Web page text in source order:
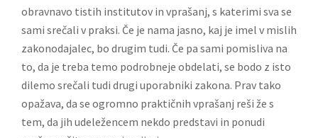
obravnavo tistih institutov in vprašanj, s katerimi sva se
sami srečali v praksi. Če je nama jasno, kaj je imel v mislih
zakonodajalec, bo drugim tudi. Če pa sami pomisliva na
to, da je treba temo podrobneje obdelati, se bodo z isto
dilemo srečali tudi drugi uporabniki zakona. Prav tako
opažava, da se ogromno praktičnih vprašanj reši že s
tem, da jih udeležencem nekdo predstavi in ponudi